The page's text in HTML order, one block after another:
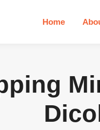
Home